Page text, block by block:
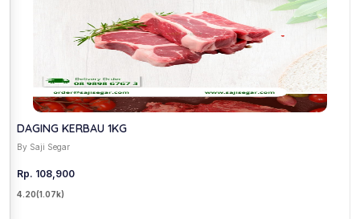
DAGING KERBAU 1KG
By Saji Segar
Rp. 108,900
4.20(1.07k)